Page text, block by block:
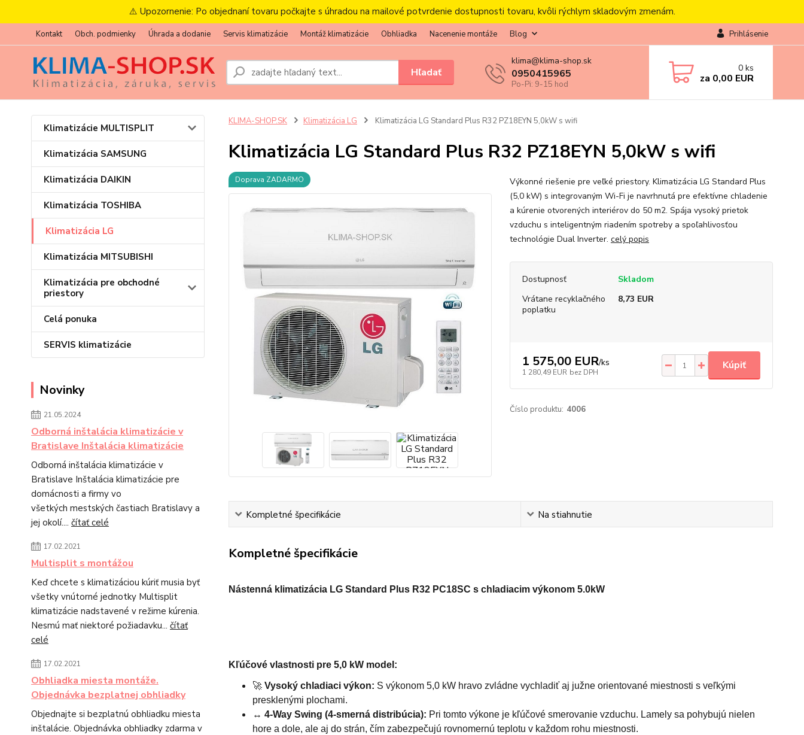
⚠️ Upozornenie: Po objednaní tovaru počkajte s úhradou na mailové potvrdenie dostupnosti tovaru, kvôli rýchlym skladovým zmenám.
Kontakt Obch. podmienky Úhrada a dodanie Servis klimatizácie Montáž klimatizácie Obhliadka Nacenenie montáže Blog Prihlásenie
Hľadať
klima@klima-shop.sk
0950415965
Po-Pi: 9-15 hod
0 ks
za 0,00 EUR
Klimatizácie MULTISPLIT
Klimatizácia SAMSUNG
Klimatizácia DAIKIN
Klimatizácia TOSHIBA
Klimatizácia LG
Klimatizácia MITSUBISHI
Klimatizácia pre obchodné
priestory
Celá ponuka
SERVIS klimatizácie
Novinky
21.05.2024
Odborná inštalácia klimatizácie v
Bratislave Inštalácia klimatizácie
Odborná inštalácia klimatizácie v
Bratislave Inštalácia klimatizácie pre
domácnosti a firmy vo
všetkých mestských častiach Bratislavy a
jej okolí.... čítať celé
17.02.2021
Multisplit s montážou
Keď chcete s klimatizáciou kúriť musia byť
všetky vnútorné jednotky Multisplit
klimatizácie nadstavené v režime kúrenia.
Nesmú mať niektoré požiadavku... čítať
celé
17.02.2021
Obhliadka miesta montáže.
Objednávka bezplatnej obhliadky
Objednajte si bezplatnú obhliadku miesta
inštalácie. Objednávka obhliadky zdarma v
KLIMA-SHOP.SK Klimatizácia LG Klimatizácia LG Standard Plus R32 PZ18EYN 5,0kW s wifi
Klimatizácia LG Standard Plus R32 PZ18EYN 5,0kW s wifi
Doprava ZADARMO
Výkonné riešenie pre veľké priestory. Klimatizácia LG Standard Plus
(5,0 kW) s integrovaným Wi-Fi je navrhnutá pre efektívne chladenie
a kúrenie otvorených interiérov do 50 m2. Spája vysoký prietok
vzduchu s inteligentným riadením spotreby a spoľahlivosťou
technológie Dual Inverter. celý popis
Dostupnosť
Skladom
Vrátane recyklačného
poplatku
8,73 EUR
1 575,00 EUR/ks
1 280,49 EUR bez DPH
Kúpiť
Číslo produktu: 4006
Kompletné špecifikácie Na stiahnutie
Kompletné špecifikácie
Nástenná klimatizácia LG Standard Plus R32 PC18SC s chladiacim výkonom 5.0kW
Kľúčové vlastnosti pre 5,0 kW model:
🚀 Vysoký chladiaci výkon: S výkonom 5,0 kW hravo zvládne vychladiť aj južne orientované miestnosti s veľkými
presklenými plochami.
↔️ 4-Way Swing (4-smerná distribúcia): Pri tomto výkone je kľúčové smerovanie vzduchu. Lamely sa pohybujú nielen
hore a dole, ale aj do strán, čím zabezpečujú rovnomernú teplotu v každom rohu miestnosti.